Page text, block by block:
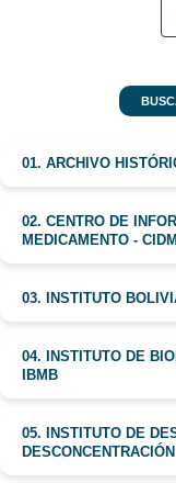
01. ARCHIVO
02. CENTRO DE
MEDICAMENTO -
03. INSTITUTO
04. INSTITUTO DE
IBMB
05. INSTITUTO DE